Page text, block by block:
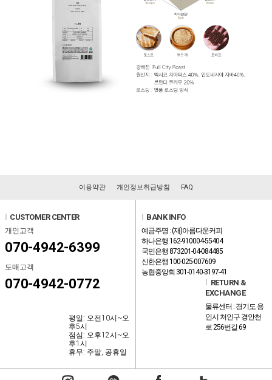
이용약관 개인정보취급방침 FAQ
CUSTOMER CENTER
개인고객
070-4942-6399
도매고객
070-4942-0772
평일: 오전10시~오
후5시
점심: 오후12시~오
후1시
휴무: 주말, 공휴일
BANK INFO
예금주명 : (재)아름다운커피
하나은행 162-910004-55404
국민은행 873201-04-084485
신한은행 100-025-007609
농협중앙회 301-0140-3197-41
RETURN &
EXCHANGE
물류센터 : 경기도 용
인시 처인구 경안천
로 256번길 69